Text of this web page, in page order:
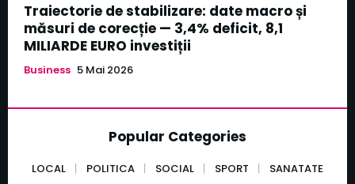
Traiectorie de stabilizare: date macro și
măsuri de corecție — 3,4% deficit, 8,1
MILIARDE EURO investiții
Business 5 Mai 2026
Popular Categories
LOCAL POLITICA SOCIAL SPORT
SANATATE